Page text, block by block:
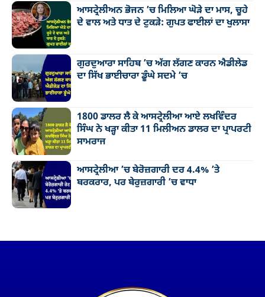
ਆਸਟ੍ਰੇਲੀਅਨ ਭੋਜਨ ’ਚ ਮਿਲਿਆ ਘੋੜੇ ਦਾ ਮਾਸ, ਚੂਹੇ
ਦੇ ਵਾਲ ਅਤੇ ਧਾਤ ਦੇ ਟੁਕੜੇ: ਗੁਪਤ ਫਾਈਲਾਂ ਦਾ ਖੁਲਾਸਾ
ਗੁਰਦੁਆਰਾ ਸਾਹਿਬ ’ਚ ਅੱਗ ਲੱਗਣ ਕਾਰਨ ਐਡੀਲੇਡ
ਦਾ ਸਿੱਖ ਭਾਈਚਾਰਾ ਡੂੰਘੇ ਸਦਮੇ ’ਚ
1800 ਡਾਲਰ ਲੈ ਕੇ ਆਸਟ੍ਰੇਲੀਆ ਆਏ ਲਖਵਿੰਦਰ
ਸਿੰਘ ਨੇ ਖੜ੍ਹਾ ਕੀਤਾ 11 ਮਿਲੀਅਨ ਡਾਲਰ ਦਾ ਪ੍ਰਾਪਰਟੀ
ਸਾਮਰਾਜ
ਆਸਟ੍ਰੇਲੀਆ ’ਚ ਬੇਰੋਜ਼ਗਾਰੀ ਦਰ 4.4% ’ਤੇ
ਬਰਕਰਾਰ, ਪਰ ਬੇਰੁਜ਼ਗਾਰੀ ’ਚ ਵਾਧਾ